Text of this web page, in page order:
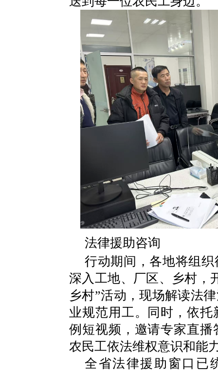
法律援助咨询
行动期间，各地将组
深入工地、厂区、乡村，
乡村”活动，现场解读法
业规范用工。同时，依
例短视频，邀请专家直
农民工依法维权意识和能
全省法律援助窗口已